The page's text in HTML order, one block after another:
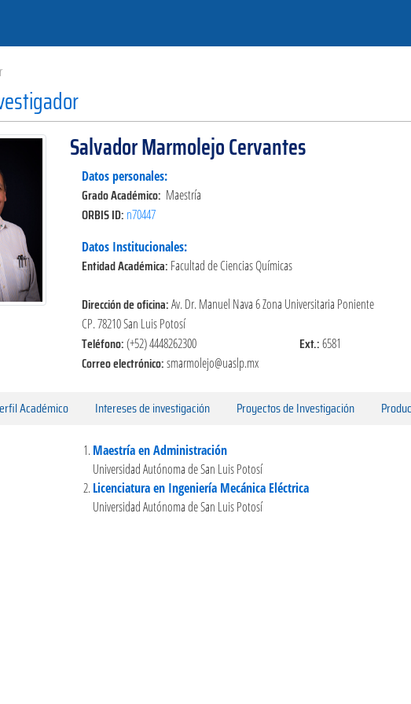
Salvador Marmolejo Cervantes
Datos personales:
Grado Académico: Maestría
ORBIS ID: n70447
Datos Institucionales:
Entidad Académica: Facultad de Ciencias Químicas
Dirección de oficina:Av. Dr. Manuel Nava 6 Zona Universitaria Poniente
CP. 78210 San Luis Potosí
Teléfono:(+52) 4448262300 Ext.:6581
Correo electrónico:smarmolejo@uaslp.mx
Académico Intereses de investigación Proyectos de Investigación
Maestría en Administración
Universidad Autónoma de San Luis Potosí
Licenciatura en Ingeniería Mecánica Eléctrica
Universidad Autónoma de San Luis Potosí